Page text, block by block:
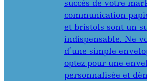
succès de votre
communication
et bristols sont un
indispensable. Ne
d’une simple
optez pour une
personnalisée et